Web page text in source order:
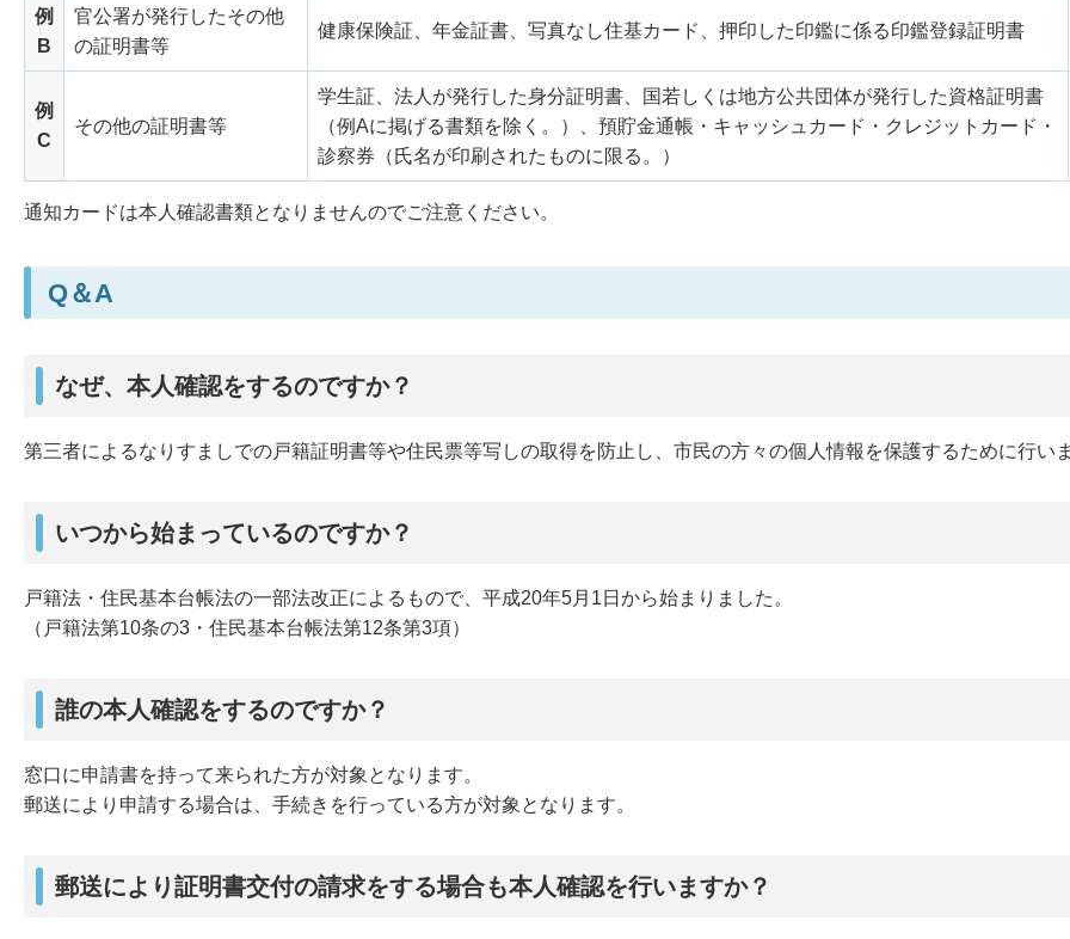
例
B
官公署が発行したその他
の証明書等
健康保険証、年金証書、写真なし住基カード、押印した印鑑に係る印鑑登録証明書
例
C
その他の証明書等
学生証、法人が発行した身分証明書、国若しくは地方公共団体が発行した資格証明書
（例Aに掲げる書類を除く。）、預貯金通帳・キャッシュカード・クレジットカード・
診察券（氏名が印刷されたものに限る。）
通知カードは本人確認書類となりませんのでご注意ください。
Q＆A
なぜ、本人確認をするのですか？
第三者によるなりすましでの戸籍証明書等や住民票等写しの取得を防止し、市民の方々の個人情報を保護するために行い
いつから始まっているのですか？
戸籍法・住民基本台帳法の一部法改正によるもので、平成20年5月1日から始まりました。
（戸籍法第10条の3・住民基本台帳法第12条第3項）
誰の本人確認をするのですか？
窓口に申請書を持って来られた方が対象となります。
郵送により申請する場合は、手続きを行っている方が対象となります。
郵送により証明書交付の請求をする場合も本人確認を行いますか？